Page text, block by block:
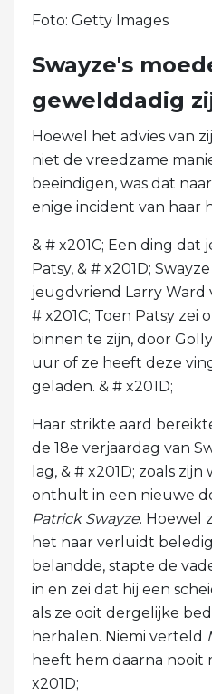
Foto: Getty Images
Swayze's
gewelddadig
Hoewel het advies van
niet de vreedzame
beëindigen, was dat
enige incident van haar
& # x201C; Een ding dat
Patsy, & # x201D;
jeugdvriend Larry Ward
# x201C; Toen Patsy zei
binnen te zijn, door
uur of ze heeft deze
geladen. & # x201D;
Haar strikte aard
de 18e verjaardag van
lag, & # x201D; zoals
onthult in een nieuwe
Patrick Swayze. Hoewel
het naar verluidt
belandde, stapte de
in en zei dat hij een
als ze ooit dergelijke
herhalen. Niemi verteld
heeft hem daarna nooit
x201D;